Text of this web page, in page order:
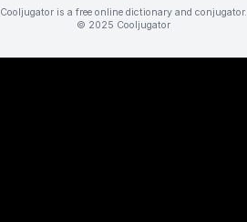
Cooljugator is a free online dictionary and conjugator.
© 2025 Cooljugator